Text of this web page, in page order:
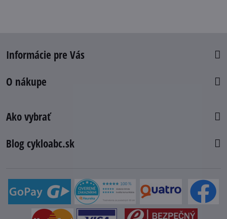
Informácie pre Vás
O nákupe
Ako vybrať
Blog cykloabc.sk